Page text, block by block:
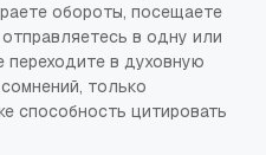
обороты, посещаете
в одну или
переходите в духовную
только
способность цитировать